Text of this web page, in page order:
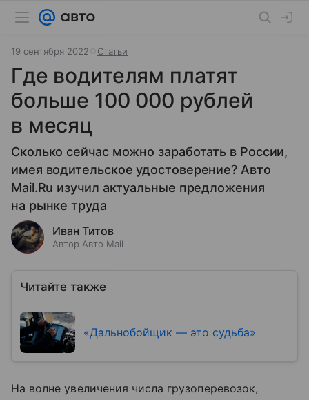
19 сентября 2022 Статьи
Где водителям платят
больше 100 000 рублей
в месяц
Сколько сейчас можно заработать в России,
имея водительское удостоверение? Авто
Mail.Ru изучил актуальные предложения
на рынке труда
Иван Титов
Автор Авто Mail
Читайте также
«Дальнобойщик — это судьба»
На волне увеличения числа грузоперевозок,